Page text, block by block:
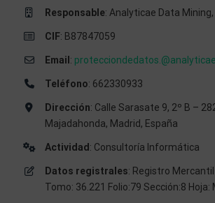
Responsable: Analyticae Data Mining,
CIF: B87847059
Email :
Teléfono: 662330933
Dirección: Calle Sarasate 9, 2º B –
Majadahonda, Madrid, España
Actividad : Consultoría Informática
Datos registrales: Registro
Tomo: 36.221 Folio:79 Sección:8 Hoja: